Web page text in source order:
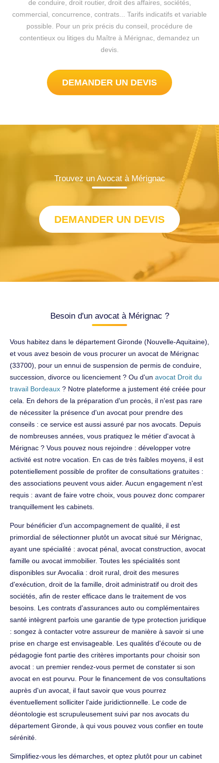
de conduire, droit routier, droit des affaires, sociétés,
commercial, concurrence, contrats... Tarifs indicatifs et variable
possible. Pour un prix précis du conseil, procédure de
contentieux ou litiges du Maître à Mérignac, demandez un
devis.
DEMANDER UN DEVIS
Trouvez un Avocat à Mérignac
DEMANDER UN DEVIS
Besoin d'un avocat à Mérignac ?
Vous habitez dans le département Gironde (Nouvelle-Aquitaine),
et vous avez besoin de vous procurer un avocat de Mérignac
(33700), pour un ennui de suspension de permis de conduire,
succession, divorce ou licenciement ? Ou d'un avocat Droit du
travail Bordeaux ? Notre plateforme a justement été créée pour
cela. En dehors de la préparation d'un procès, il n'est pas rare
de nécessiter la présence d'un avocat pour prendre des
conseils : ce service est aussi assuré par nos avocats. Depuis
de nombreuses années, vous pratiquez le métier d'avocat à
Mérignac ? Vous pouvez nous rejoindre : développer votre
activité est notre vocation. En cas de très faibles moyens, il est
potentiellement possible de profiter de consultations gratuites :
des associations peuvent vous aider. Aucun engagement n'est
requis : avant de faire votre choix, vous pouvez donc comparer
tranquillement les cabinets.
Pour bénéficier d'un accompagnement de qualité, il est
primordial de sélectionner plutôt un avocat situé sur Mérignac,
ayant une spécialité : avocat pénal, avocat construction, avocat
famille ou avocat immobilier. Toutes les spécialités sont
disponibles sur Avocalia : droit rural, droit des mesures
d'exécution, droit de la famille, droit administratif ou droit des
sociétés, afin de rester efficace dans le traitement de vos
besoins. Les contrats d'assurances auto ou complémentaires
santé intègrent parfois une garantie de type protection juridique
: songez à contacter votre assureur de manière à savoir si une
prise en charge est envisageable. Les qualités d'écoute ou de
pédagogie font partie des critères importants pour choisir son
avocat : un premier rendez-vous permet de constater si son
avocat en est pourvu. Pour le financement de vos consultations
auprès d'un avocat, il faut savoir que vous pourrez
éventuellement solliciter l'aide juridictionnelle. Le code de
déontologie est scrupuleusement suivi par nos avocats du
département Gironde, à qui vous pouvez vous confier en toute
sérénité.
Simplifiez-vous les démarches, et optez plutôt pour un cabinet